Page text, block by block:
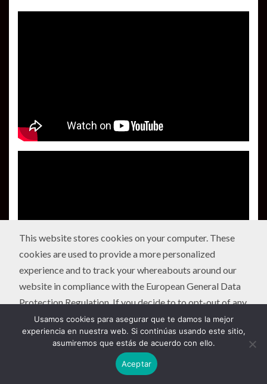
Usamos cookies para asegurar que te damos la mejor
experiencia en nuestra web. Si continúas usando este sitio,
asumiremos que estás de acuerdo con ello.
Aceptar
This website stores cookies on your computer. These
cookies are used to provide a more personalized
experience and to track your whereabouts around our
website in compliance with the European General Data
Protection Regulation. If you decide to to opt-out of any
future tracking, a cookie will be setup in your browser to
remember this choice for one year.